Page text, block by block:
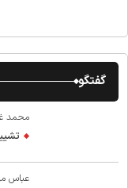
گفتگو
محمد
عباس